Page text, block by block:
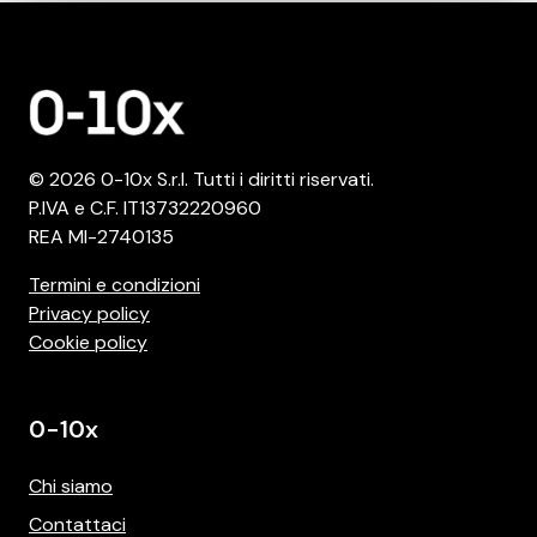
© 2026 0-10x S.r.l. Tutti i diritti riservati.
P.IVA e C.F. IT13732220960
REA MI-2740135
Termini e condizioni
Privacy policy
Cookie policy
0-10x
Chi siamo
Contattaci